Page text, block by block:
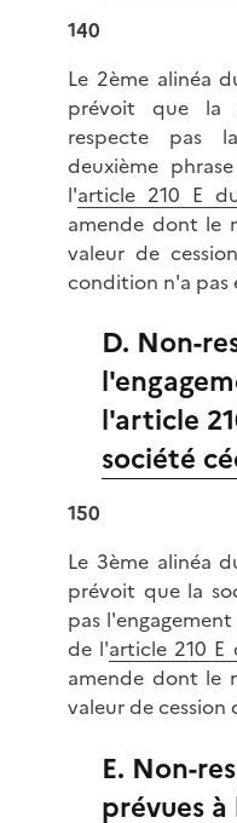
140
Le 2ème alinéa
prévoit que la
respecte pas
deuxième
l'article 210 E
amende dont le
valeur de
condition n'a pas
D. Non-
l'article
société
150
Le 3ème alinéa
prévoit que la
pas
de l'article 210 E
amende dont le
valeur de cession
E. Non-
prévues à